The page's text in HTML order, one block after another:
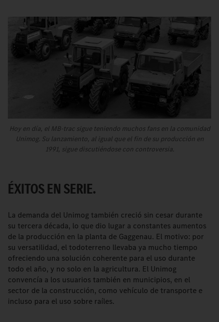
Hoy en día, el MB-trac sigue teniendo muchos fans en la comunidad
Unimog. Su lanzamiento, al igual que el fin de su producción en
1991, sigue discutiéndose con controversia.
ÉXITOS EN SERIE.
La demanda del Unimog también creció sin cesar durante
su tercera década, lo que dio lugar a constantes aumentos
de la producción en la planta de Gaggenau. El motivo: por
su versatilidad, el todoterreno llevaba ya mucho tiempo
ofreciendo una solución coherente para el uso durante
todo el año, y no solo en la agricultura. El Unimog
convencía a los usuarios también en municipios, en el
sector de la construcción, como vehículo de transporte e
incluso para el uso sobre raíles.